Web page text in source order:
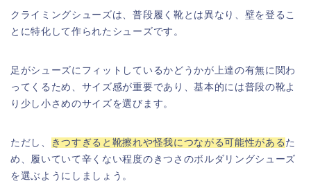
クライミングシューズは、普段履く靴とは異なり、壁を登るこ
とに特化して作られたシューズです。
足がシューズにフィットしているかどうかが上達の有無に関わ
ってくるため、サイズ感が重要であり、基本的には普段の靴よ
り少し小さめのサイズを選びます。
ただし、 きつすぎると靴擦れや怪我につながる可能性がある た
め、履いていて辛くない程度のきつさのボルダリングシューズ
を選ぶようにしましょう。